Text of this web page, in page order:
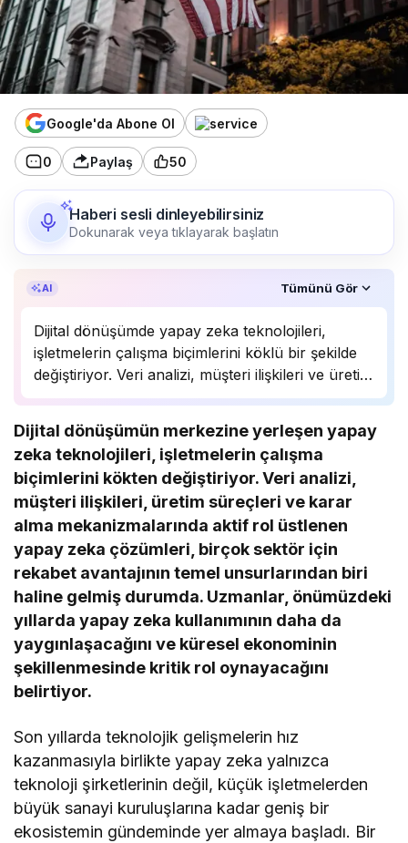
Google'da Abone Ol
0 Paylaş 50
Haberi sesli dinleyebilirsiniz
Dokunarak veya tıklayarak başlatın
AI Tümünü Gör
Dijital dönüşümde yapay zeka teknolojileri,
işletmelerin çalışma biçimlerini köklü bir şekilde
değiştiriyor. Veri analizi, müşteri ilişkileri ve üretim
süreçlerinde önemli bir rol oynayan yapay zeka,
Uzmanlar, bu teknolojinin önümüzdeki yıllarda
daha da yaygınlaşarak…
Dijital dönüşümün merkezine yerleşen yapay
zeka teknolojileri, işletmelerin çalışma
biçimlerini kökten değiştiriyor. Veri analizi,
müşteri ilişkileri, üretim süreçleri ve karar
alma mekanizmalarında aktif rol üstlenen
yapay zeka çözümleri, birçok sektör için
rekabet avantajının temel unsurlarından biri
haline gelmiş durumda. Uzmanlar, önümüzdeki
yıllarda yapay zeka kullanımının daha da
yaygınlaşacağını ve küresel ekonominin
şekillenmesinde kritik rol oynayacağını
belirtiyor.
Son yıllarda teknolojik gelişmelerin hız
kazanmasıyla birlikte yapay zeka yalnızca
teknoloji şirketlerinin değil, küçük işletmelerden
büyük sanayi kuruluşlarına kadar geniş bir
ekosistemin gündeminde yer almaya başladı. Bir